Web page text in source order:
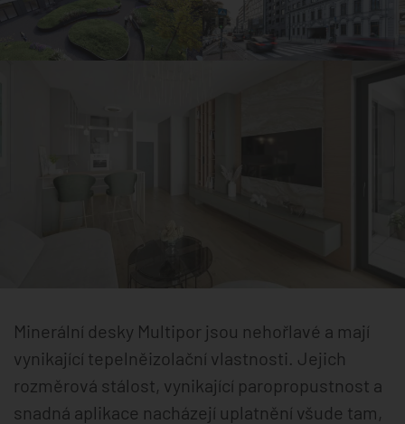
Minerální desky Multipor jsou nehořlavé a mají
vynikající tepelněizolační vlastnosti. Jejich
rozměrová stálost, vynikající paropropustnost a
snadná aplikace nacházejí uplatnění všude tam,